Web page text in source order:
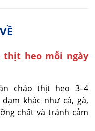
thịt heo mỗi ngày
cháo thịt heo 3–4
khác như cá, gà,
chất và tránh cảm